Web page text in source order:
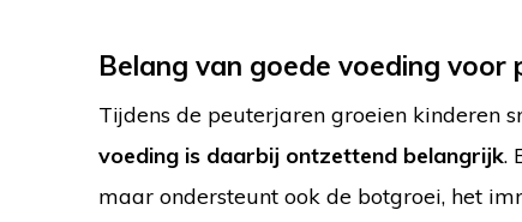
Belang van goede voeding voor
Tijdens de peuterjaren groeien kinderen
voeding is daarbij ontzettend belangrijk.
maar ondersteunt ook de botgroei, het